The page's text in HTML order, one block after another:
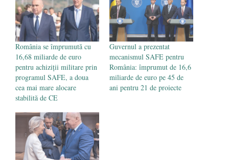
- 16 aprilie 2026
România se împrumută cu
16,68 miliarde de euro
pentru achiziții militare prin
programul SAFE, a doua
cea mai mare alocare
stabilită de CE
Guvernul a prezentat
mecanismul SAFE pentru
România: împrumut de 16,6
miliarde de euro pe 45 de
ani pentru 21 de proiecte